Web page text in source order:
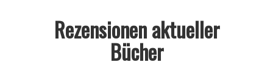
Rezensionen aktueller
Bücher